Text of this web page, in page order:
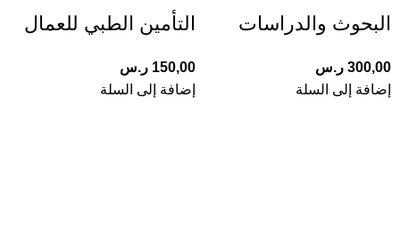
البحوث والدراسات
300,00 ر.س
إضافة إلى السلة
التأمين الطبي للعمال
150,00 ر.س
إضافة إلى السلة